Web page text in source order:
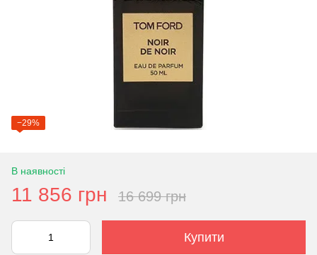
−29%
В наявності
11 856 грн 16 699 грн
Купити